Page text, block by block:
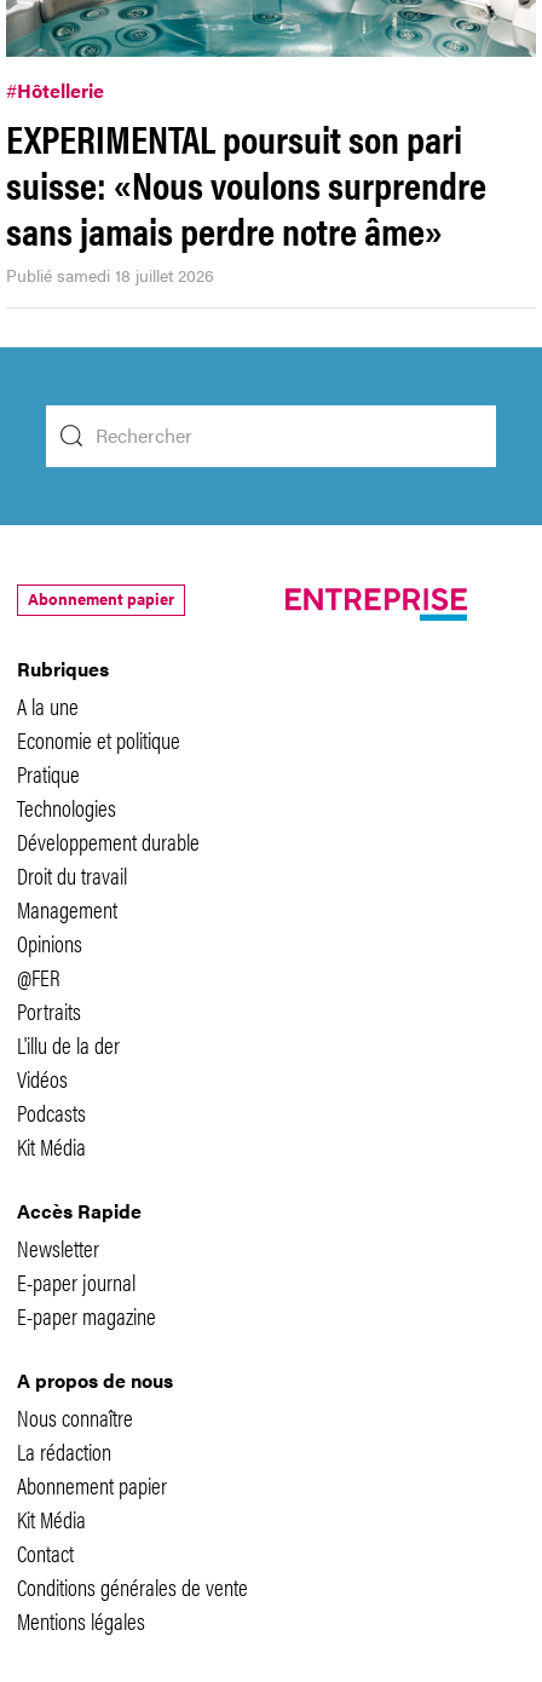
#Hôtellerie
EXPERIMENTAL poursuit son pari
suisse: «Nous voulons surprendre
sans jamais perdre notre âme»
Publié samedi 18 juillet 2026
Rubriques
A la une
Economie et politique
Pratique
Technologies
Développement durable
Droit du travail
Management
Opinions
@FER
Portraits
L'illu de la der
Vidéos
Podcasts
Kit Média
Accès Rapide
Newsletter
E-paper journal
E-paper magazine
A propos de nous
Nous connaître
La rédaction
Abonnement papier
Kit Média
Contact
Conditions générales de vente
Mentions légales
Abonnement papier